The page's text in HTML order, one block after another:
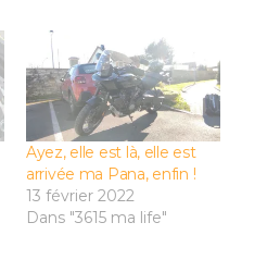
Ayez, elle est là, elle est
arrivée ma Pana, enfin !
13 février 2022
Dans "3615 ma life"